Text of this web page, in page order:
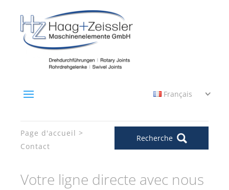
Français
Page d'accueil
Contact
Recherche
Votre ligne directe avec nous